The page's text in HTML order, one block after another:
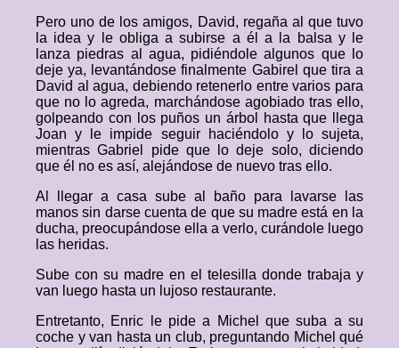
Pero uno de los amigos, David, regaña al que tuvo
la idea y le obliga a subirse a él a la balsa y le
lanza piedras al agua, pidiéndole algunos que lo
deje ya, levantándose finalmente Gabirel que tira a
David al agua, debiendo retenerlo entre varios para
que no lo agreda, marchándose agobiado tras ello,
golpeando con los puños un árbol hasta que llega
Joan y le impide seguir haciéndolo y lo sujeta,
mientras Gabriel pide que lo deje solo, diciendo
que él no es así, alejándose de nuevo tras ello.
Al llegar a casa sube al baño para lavarse las
manos sin darse cuenta de que su madre está en la
ducha, preocupándose ella a verlo, curándole luego
las heridas.
Sube con su madre en el telesilla donde trabaja y
van luego hasta un lujoso restaurante.
Entretanto, Enric le pide a Michel que suba a su
coche y van hasta un club, preguntando Michel qué